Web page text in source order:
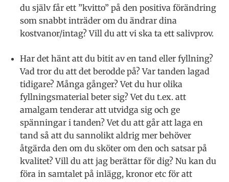
du själv får ett ”kvitto” på den positiva förändring
som snabbt inträder om du ändrar dina
kostvanor/intag? Vill du att vi ska ta ett salivprov.
Har det hänt att du bitit av en tand eller fyllning?
Vad tror du att det berodde på? Var tanden lagad
tidigare? Många gånger? Vet du hur olika
fyllningsmaterial beter sig? Vet du t.ex. att
amalgam tenderar att utvidga sig och ge
spänningar i tanden? Vet du att går att laga en
tand så att du sannolikt aldrig mer behöver
åtgärda den om du sköter om den och satsar på
kvalitet? Vill du att jag berättar för dig? Nu kan du
föra in samtalet på inlägg, kronor etc för att